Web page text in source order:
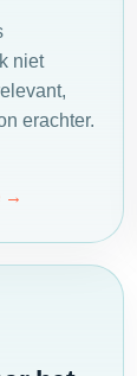
niet
erachter.